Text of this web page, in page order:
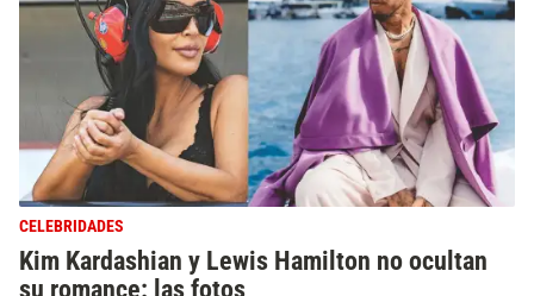
CELEBRIDADES
Kim Kardashian y Lewis Hamilton no ocultan
su romance: las fotos